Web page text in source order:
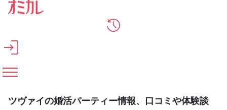
メインコンテンツへスキップ
ツヴァイの婚活パーティー情報、口コミや体験談